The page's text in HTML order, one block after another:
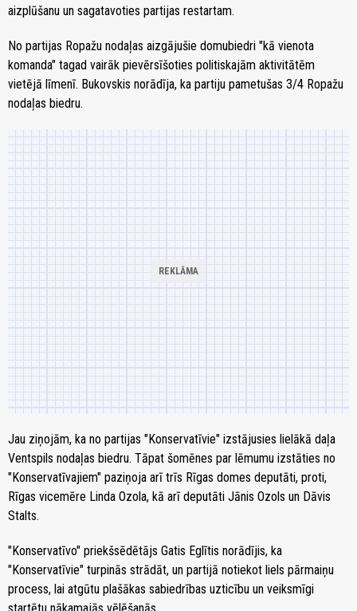
aizplūšanu un sagatavoties partijas restartam.
No partijas Ropažu nodaļas aizgājušie domubiedri "kā vienota
komanda" tagad vairāk pievērsīšoties politiskajām aktivitātēm
vietējā līmenī. Bukovskis norādīja, ka partiju pametušas 3/4 Ropažu
nodaļas biedru.
Jau ziņojām, ka no partijas "Konservatīvie" izstājusies lielākā daļa
Ventspils nodaļas biedru. Tāpat šomēnes par lēmumu izstāties no
"Konservatīvajiem" paziņoja arī trīs Rīgas domes deputāti, proti,
Rīgas vicemēre Linda Ozola, kā arī deputāti Jānis Ozols un Dāvis
Stalts.
"Konservatīvo" priekšsēdētājs Gatis Eglītis norādījis, ka
"Konservatīvie" turpinās strādāt, un partijā notiekot liels pārmaiņu
process, lai atgūtu plašākas sabiedrības uzticību un veiksmīgi
startētu nākamajās vēlēšanās.